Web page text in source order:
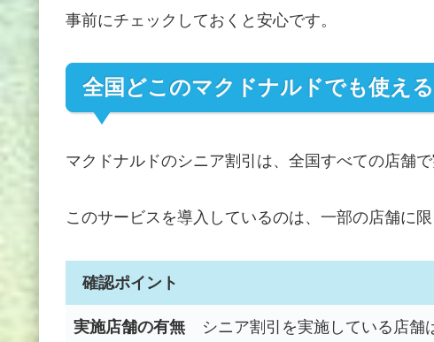
事前にチェックしておくと安心です。
全国どこのマクドナルドでも使え
マクドナルドのシニア割引は、全国すべての店舗
このサービスを導入しているのは、一部の店舗に限
確認ポイント
実施店舗の有無 シニア割引を実施している店